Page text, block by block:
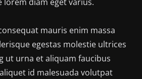
mauris enim massa
egestas molestie ultrices
ut urna et aliquam faucibus
id malesuada volutpat